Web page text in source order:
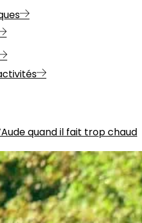
quand il fait trop chaud